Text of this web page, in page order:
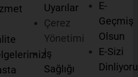
Uyarılar
Çerez
Yönetimi
İş
Sağlığı
E-
Geçmiş
Olsun
E-Sizi